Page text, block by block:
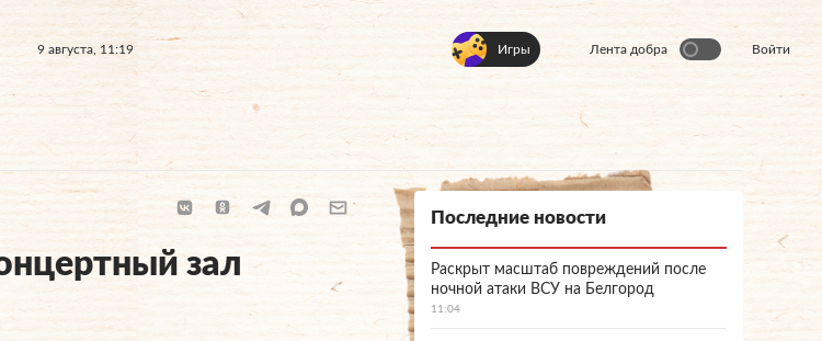
9 августа, 11:19 Игры Лента добра Войти
зал
Последние новости
Раскрыт масштаб повреждений после
ночной атаки ВСУ на Белгород
11:04